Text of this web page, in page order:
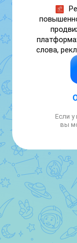
слова,
где
"Мой
Разберём
реклама
рекламу
Если
вы